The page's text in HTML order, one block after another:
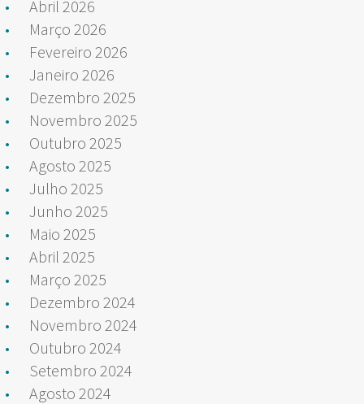
Abril 2026
Março 2026
Fevereiro 2026
Janeiro 2026
Dezembro 2025
Novembro 2025
Outubro 2025
Agosto 2025
Julho 2025
Junho 2025
Maio 2025
Abril 2025
Março 2025
Dezembro 2024
Novembro 2024
Outubro 2024
Setembro 2024
Agosto 2024